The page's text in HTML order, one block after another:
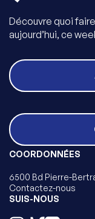
Découvre quoi
aujourd’hui, ce
COORDONNÉES
6500 Bd Pierre-
Contactez-nous
SUIS-NOUS